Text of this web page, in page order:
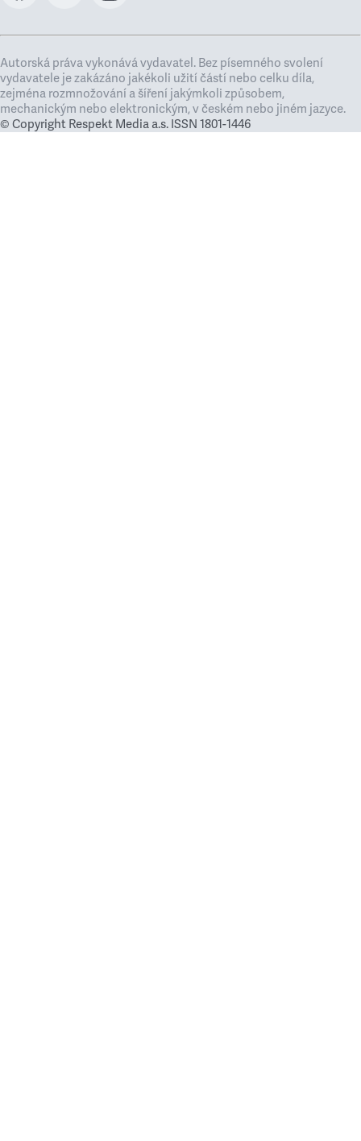
Autorská práva vykonává vydavatel. Bez písemného svolení
vydavatele je zakázáno jakékoli užití částí nebo celku díla,
zejména rozmnožování a šíření jakýmkoli způsobem,
mechanickým nebo elektronickým, v českém nebo jiném jazyce.
© Copyright Respekt Media a.s. ISSN 1801-1446